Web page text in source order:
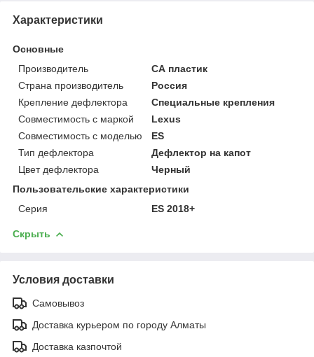
Характеристики
Основные
Производитель
СА пластик
Страна производитель
Россия
Крепление дефлектора
Специальные крепления
Совместимость с маркой
Lexus
Совместимость с моделью
ES
Тип дефлектора
Дефлектор на капот
Цвет дефлектора
Черный
Пользовательские характеристики
Серия
ES 2018+
Скрыть
Условия доставки
Самовывоз
Доставка курьером по городу Алматы
Доставка казпочтой